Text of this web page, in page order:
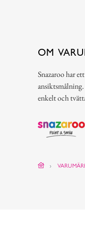
OM
Snazaroo har
enkelt och